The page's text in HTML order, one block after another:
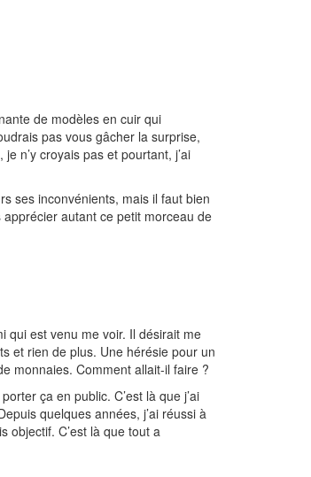
de modèles en cuir qui
pas vous gâcher la surprise,
n’y croyais pas et pourtant, j’ai
ses inconvénients, mais il faut bien
autant ce petit morceau de
qui est venu me voir. Il désirait me
et rien de plus. Une hérésie pour un
monnaies. Comment allait-il faire ?
ça en public. C’est là que j’ai
quelques années, j’ai réussi à
objectif. C’est là que tout a